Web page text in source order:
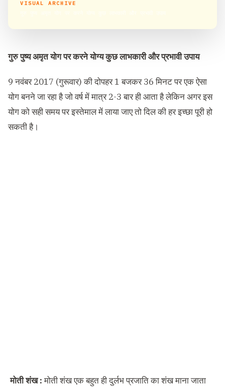
VISUAL ARCHIVE
गुरु पुष्य अमृत योग पर करने योग्य कुछ लाभकारी और प्रभावी उपाय
9 नवंबर 2017 (गुरूवार) की दोपहर 1 बजकर 36 मिनट पर एक ऐसा
योग बनने जा रहा है जो वर्ष में मात्र 2-3 बार ही आता है लेकिन अगर इस
योग को सही समय पर इस्तेमाल में लाया जाए तो दिल की हर इच्छा पूरी हो
सकती है।
मोती शंख :मोती शंख एक बहुत ही दुर्लभ प्रजाति का शंख माना जाता